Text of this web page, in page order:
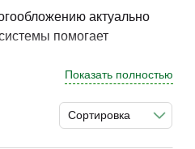
актуально
помогает
Показать полностью
Сортировка